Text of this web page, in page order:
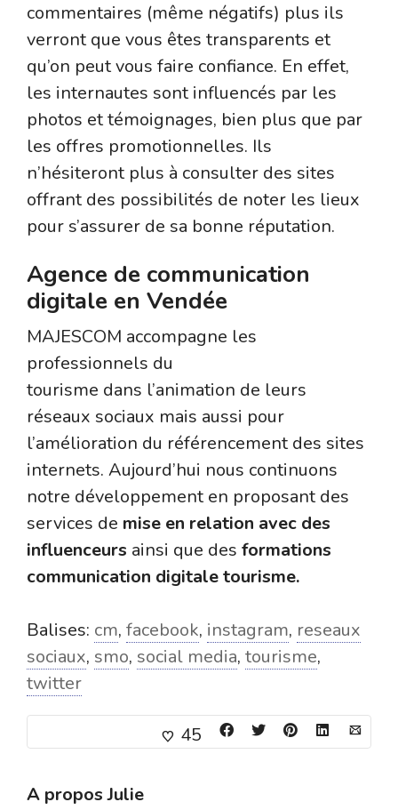
commentaires (même négatifs) plus ils
verront que vous êtes transparents et
qu’on peut vous faire confiance. En effet,
les internautes sont influencés par les
photos et témoignages, bien plus que par
les offres promotionnelles. Ils
n’hésiteront plus à consulter des sites
offrant des possibilités de noter les lieux
pour s’assurer de sa bonne réputation.
Agence de communication
digitale en Vendée
MAJESCOM accompagne les
professionnels du
tourisme dans l’animation de leurs
réseaux sociaux mais aussi pour
l’amélioration du référencement des sites
internets. Aujourd’hui nous continuons
notre développement en proposant des
services de mise en relation avec des
influenceurs ainsi que des formations
communication digitale tourisme.
Balises: cm, facebook, instagram, reseaux
sociaux, smo, social media, tourisme,
twitter
45
A proposJulie